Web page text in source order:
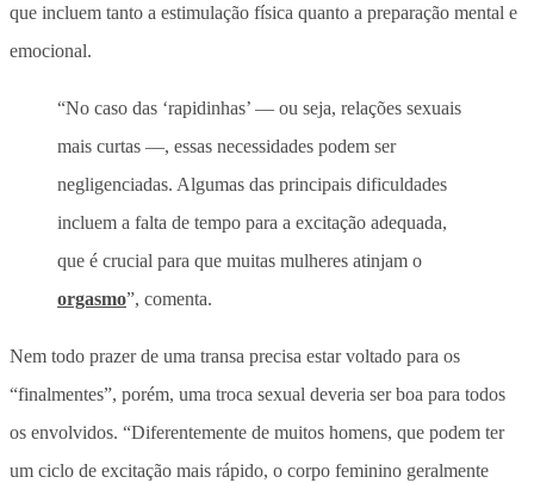
que incluem tanto a estimulação física quanto a preparação mental e
emocional.
“No caso das ‘rapidinhas’ — ou seja, relações sexuais
mais curtas —, essas necessidades podem ser
negligenciadas. Algumas das principais dificuldades
incluem a falta de tempo para a excitação adequada,
que é crucial para que muitas mulheres atinjam o
orgasmo”, comenta.
Nem todo prazer de uma transa precisa estar voltado para os
“finalmentes”, porém, uma troca sexual deveria ser boa para todos
os envolvidos. “Diferentemente de muitos homens, que podem ter
um ciclo de excitação mais rápido, o corpo feminino geralmente